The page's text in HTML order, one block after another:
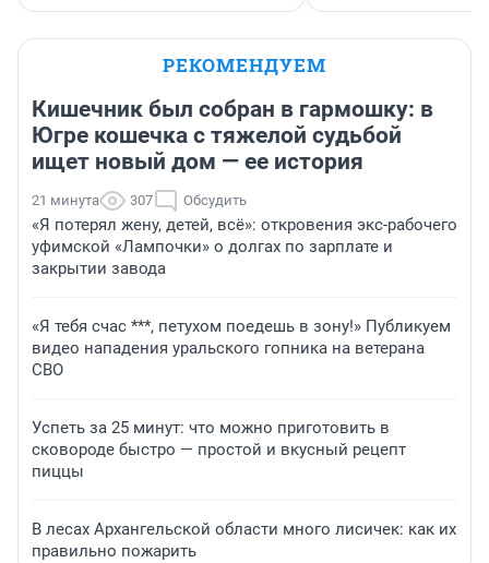
РЕКОМЕНДУЕМ
Кишечник был собран в гармошку: в
Югре кошечка с тяжелой судьбой
ищет новый дом — ее история
21 минута 307 Обсудить
«Я потерял жену, детей, всё»: откровения экс-рабочего
уфимской «Лампочки» о долгах по зарплате и
закрытии завода
«Я тебя счас ***, петухом поедешь в зону!» Публикуем
видео нападения уральского гопника на ветерана
СВО
Успеть за 25 минут: что можно приготовить в
сковороде быстро — простой и вкусный рецепт
пиццы
В лесах Архангельской области много лисичек: как их
правильно пожарить